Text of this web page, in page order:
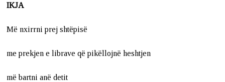
IKJA
Më nxirrni prej shtëpisë
me prekjen e librave që pikëllojnë heshtjen
më bartni anë detit